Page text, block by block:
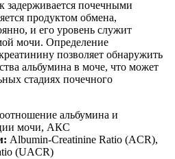
задерживается почечными
продуктом обмена,
и его уровень служит
мочи. Определение
позволяет обнаружить
альбумина в моче, что может
стадиях почечного
альбумина и
мочи, АКС
Albumin-Creatinine Ratio (ACR),
(UACR)